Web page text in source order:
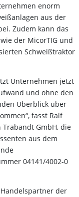
enorm
aus der
Zudem kann das
der MicorTIG und
Schweißtraktor
Unternehmen jetzt
und ohne den
Überblick über
fasst Ralf
GmbH, die
aus dem
04141/4002-0
der